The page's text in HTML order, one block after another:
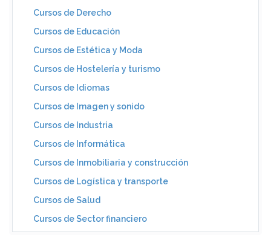
Cursos de Derecho
Cursos de Educación
Cursos de Estética y Moda
Cursos de Hostelería y turismo
Cursos de Idiomas
Cursos de Imagen y sonido
Cursos de Industria
Cursos de Informática
Cursos de Inmobiliaria y construcción
Cursos de Logística y transporte
Cursos de Salud
Cursos de Sector financiero